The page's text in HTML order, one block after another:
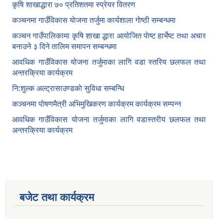
कृषि शाखाद्धारा ७० प्रतिशतमा स्प्रेयर वितरण
कञ्‍चनमा गाउँविकास याेजना तर्जुमा कार्यशाला गाेष्ठी सम्बन्धमा
कञ्‍चन गाउँपालिकामा कृषि शाखा द्धारा आयाेजित पाेष्ट हार्भेष्ट तथा अचार
बनाउने ३ दिने तालिम समापन सम्बन्‍धमा
आवधिक गाउँविकास योजना तर्जुमाका लागि वडा स्तरिय छलफल तथा
अन्तरक्रिया कार्यक्रम
नि:शुल्क अल्ट्रासाउण्डकाे सुविधा सम्बन्धि
कञ्चनमा पोषणमैत्री अभिमुखिकरण कार्यक्रम कार्यक्रम सम्पन्न
आवधिक गाउँविकास योजना तर्जुमाका लागि वडास्तरीय छलफल तथा
अन्तरक्रिया कार्यक्रम
बजेट तथा कार्यक्रम